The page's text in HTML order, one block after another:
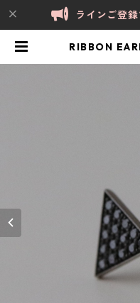
ラインご登
RIBBON